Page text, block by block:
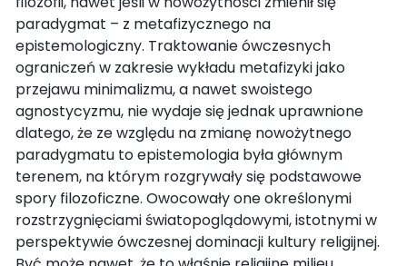
paradygmat – z metafizycznego na
epistemologiczny. Traktowanie ówczesnych
ograniczeń w zakresie wykładu metafizyki jako
przejawu minimalizmu, a nawet swoistego
agnostycyzmu, nie wydaje się jednak uprawnione
dlatego, że ze względu na zmianę nowożytnego
paradygmatu to epistemologia była głównym
terenem, na którym rozgrywały się podstawowe
spory filozoficzne. Owocowały one określonymi
rozstrzygnięciami światopoglądowymi, istotnymi w
perspektywie ówczesnej dominacji kultury religijnej.